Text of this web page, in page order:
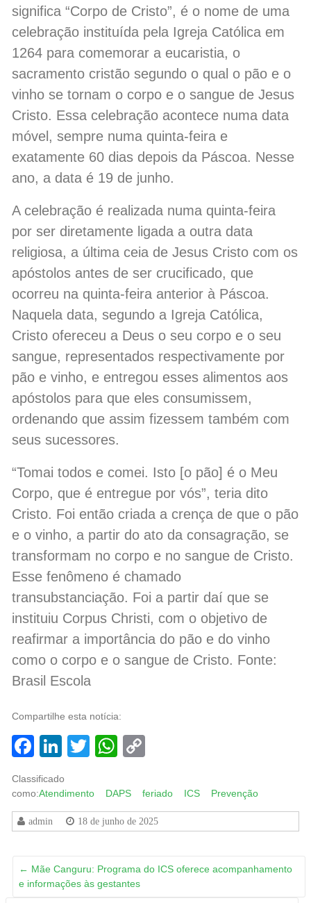
significa “Corpo de Cristo”, é o nome de uma
celebração instituída pela Igreja Católica em
1264 para comemorar a eucaristia, o
sacramento cristão segundo o qual o pão e o
vinho se tornam o corpo e o sangue de Jesus
Cristo. Essa celebração acontece numa data
móvel, sempre numa quinta-feira e
exatamente 60 dias depois da Páscoa. Nesse
ano, a data é 19 de junho.
A celebração é realizada numa quinta-feira
por ser diretamente ligada a outra data
religiosa, a última ceia de Jesus Cristo com os
apóstolos antes de ser crucificado, que
ocorreu na quinta-feira anterior à Páscoa.
Naquela data, segundo a Igreja Católica,
Cristo ofereceu a Deus o seu corpo e o seu
sangue, representados respectivamente por
pão e vinho, e entregou esses alimentos aos
apóstolos para que eles consumissem,
ordenando que assim fizessem também com
seus sucessores.
“Tomai todos e comei. Isto [o pão] é o Meu
Corpo, que é entregue por vós”, teria dito
Cristo. Foi então criada a crença de que o pão
e o vinho, a partir do ato da consagração, se
transformam no corpo e no sangue de Cristo.
Esse fenômeno é chamado
transubstanciação. Foi a partir daí que se
instituiu Corpus Christi, com o objetivo de
reafirmar a importância do pão e do vinho
como o corpo e o sangue de Cristo. Fonte:
Brasil Escola
Compartilhe esta notícia:
Facebook
LinkedIn
TwitterWhatsApp
Classificado
como:Atendimento DAPS feriado ICS Prevenção
admin 18 de junho de 2025
← Mãe Canguru: Programa do ICS oferece acompanhamento
e informações às gestantes